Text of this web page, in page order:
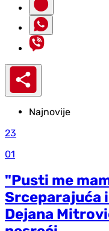
Najnovije
23
01
"Pusti me
Srceparajuća
Dejana